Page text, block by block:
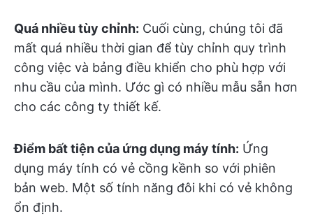
Quá nhiều tùy chỉnh: Cuối cùng, chúng tôi đã
mất quá nhiều thời gian để tùy chỉnh quy trình
công việc và bảng điều khiển cho phù hợp với
nhu cầu của mình. Ước gì có nhiều mẫu sẵn hơn
cho các công ty thiết kế.
Điểm bất tiện của ứng dụng máy tính: Ứng
dụng máy tính có vẻ cồng kềnh so với phiên
bản web. Một số tính năng đôi khi có vẻ không
ổn định.